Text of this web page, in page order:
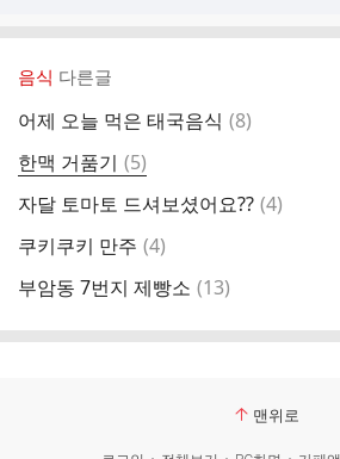
음식 다른글
어제 오늘 먹은 태국음식 댓
(8)
한맥 거품기 댓
글
(5)
자달 토마토 드셔보셨어요?? 댓
(4)
쿠키쿠키 만주 댓
(4)
부암동 7번지 제빵소 댓
(13)
맨위로